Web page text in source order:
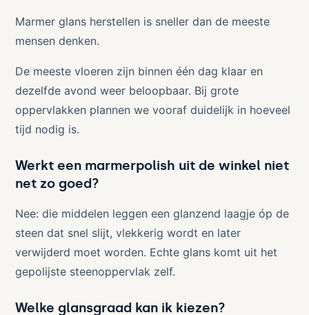
Marmer glans herstellen is sneller dan de meeste
mensen denken.
De meeste vloeren zijn binnen één dag klaar en
dezelfde avond weer beloopbaar. Bij grote
oppervlakken plannen we vooraf duidelijk in hoeveel
tijd nodig is.
Werkt een marmerpolish uit de winkel niet
net zo goed?
Nee: die middelen leggen een glanzend laagje óp de
steen dat snel slijt, vlekkerig wordt en later
verwijderd moet worden. Echte glans komt uit het
gepolijste steenoppervlak zelf.
Welke glansgraad kan ik kiezen?